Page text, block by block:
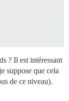
? Il est intéressant
suppose que cela
de ce niveau).